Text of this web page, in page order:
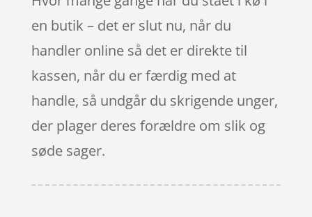
en butik – det er slut nu, når du
handler online så det er direkte til
kassen, når du er færdig med at
handle, så undgår du skrigende unger,
der plager deres forældre om slik og
søde sager.